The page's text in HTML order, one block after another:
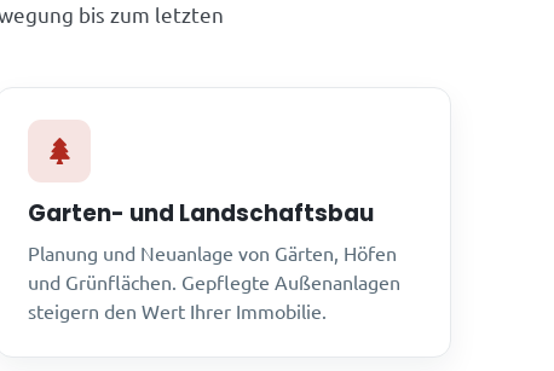
bis zum letzten
Garten- und Landschaftsbau
Planung und Neuanlage von Gärten, Höfen
und Grünflächen. Gepflegte Außenanlagen
steigern den Wert Ihrer Immobilie.